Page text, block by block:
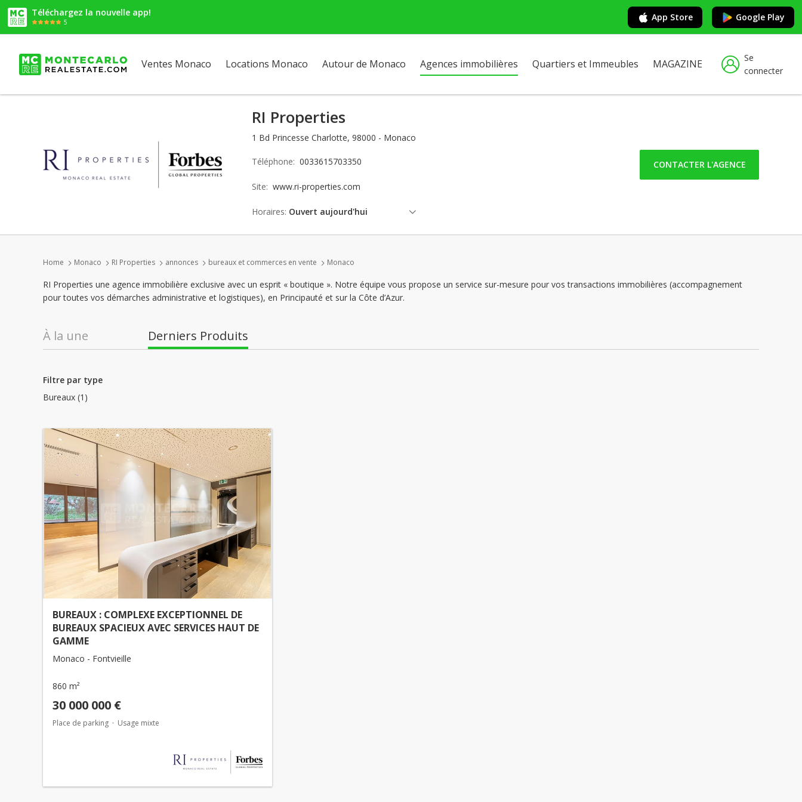
Téléchargez la nouvelle app!
5 App Store Google Play
Ventes Monaco Locations Monaco Autour de Monaco Agences immobilières Quartiers et Immeubles MAGAZINE
Se
connecter
RI Properties
1 Bd Princesse Charlotte, 98000 - Monaco
Téléphone: 0033615703350
Site: www.ri-properties.com
Horaires: Ouvert aujourd'hui
dimanche: Fermé
lundi: ouvert
mardi: ouvert
CONTACTER L'AGENCE
Home Monaco RI Properties annonces bureaux et commerces en vente Monaco
RI Properties une agence immobilière exclusive avec un esprit « boutique ». Notre équipe vous propose un service sur-mesure pour vos transactions immobilières (accompagnement
pour toutes vos démarches administrative et logistiques), en Principauté et sur la Côte d’Azur.
À la une Derniers Produits
Filtre par type
Bureaux (1)
BUREAUX : COMPLEXE EXCEPTIONNEL DE
BUREAUX SPACIEUX AVEC SERVICES HAUT DE
GAMME
Monaco - Fontvieille
860 m²
30 000 000 €
Place de parking Usage mixte